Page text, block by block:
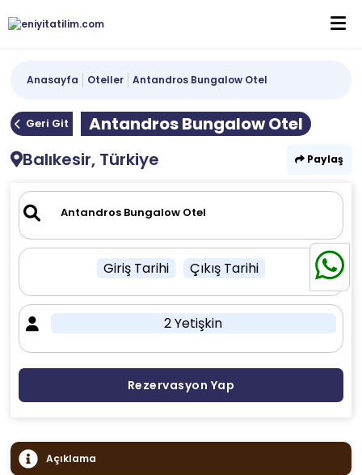
Anasayfa Oteller Antandros Bungalow Otel
Geri Git
Antandros Bungalow Otel
Balıkesir, Türkiye
Paylaş
Giriş Tarihi Çıkış Tarihi
2 Yetişkin
Rezervasyon Yap
Açıklama